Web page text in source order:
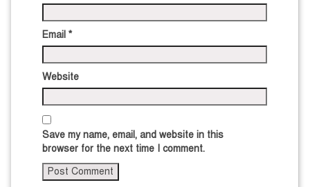
Email *
Website
Save my name, email, and website in this
browser for the next time I comment.